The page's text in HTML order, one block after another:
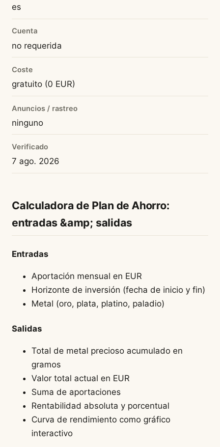
es
Cuenta
no requerida
Coste
gratuito (0 EUR)
Anuncios / rastreo
ninguno
Verificado
7 ago. 2026
Calculadora de Plan de Ahorro:
entradas &amp; salidas
Entradas
Aportación mensual en EUR
Horizonte de inversión (fecha de inicio y fin)
Metal (oro, plata, platino, paladio)
Salidas
Total de metal precioso acumulado en
gramos
Valor total actual en EUR
Suma de aportaciones
Rentabilidad absoluta y porcentual
Curva de rendimiento como gráfico
interactivo